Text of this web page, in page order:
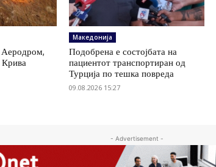
Македонија
Подобрена е состојбата на
пациентот транспортиран од
Турција по тешка повреда
09.08.2026 15:27
- Advertisement -